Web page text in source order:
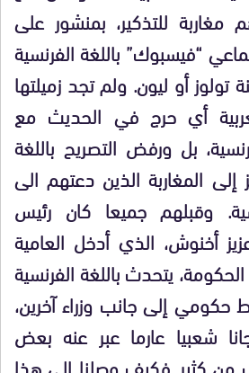
مغاربة للتذكير، بمنشور على
“فيسبوك” باللغة الفرنسية
أو ليون. ولم تجد زميلتها
أي حرج في الحديث مع
بل ورفض التصريح باللغة
إلى المغاربة الذين دعتهم الى
وقبلهم جميعا كان رئيس
أخنوش، الذي أدخل العامية
يتحدث باللغة الفرنسية
إلى جانب وزراء آخرين،
شعبيا عارما عبر عنه بعض